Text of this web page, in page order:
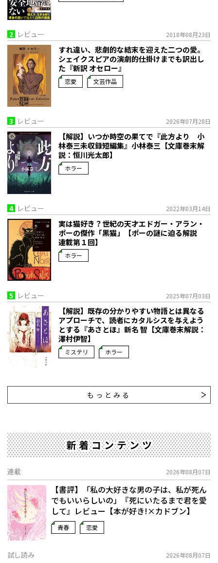
2 レビュー 2018年08月23日
すれ違い、悲劇的な結末を迎えた二つの愛。
シェイクスピアの演劇的仕掛けまでも訳出し
た『新訳 オセロー』
恋愛 文芸作品
3 レビュー 2026年07月28日
【解説】いつか時空の果てで――『此方より 小
林泰三未収録短編集』小林泰三【文庫巻末解
説：恒川光太郎】
ホラー
4 レビュー 2022年03月14日
実は猫好き？世紀の天才エドガー・アラン・
ポーの傑作「黒猫」【ポーの謎に迫る解説
連載第１回】
ホラー
5 レビュー 2025年07月03日
【解説】既存の分かりやすい物語とは異なる
アプローチで、読者にカタルシスを与えよう
とする――『あさとほ』新名 智【文庫巻末解説：
澤村伊智】
ミステリ ホラー
もっとみる
新着コンテンツ
連載 2026年08月07日
【書評】「私の大好きな男の子は、私が死ん
でもいいらしいの」――『死にいたるまで君を愛
して』レビュー【本が好き!×カドブン】
青春 恋愛
試し読み 2026年08月07日